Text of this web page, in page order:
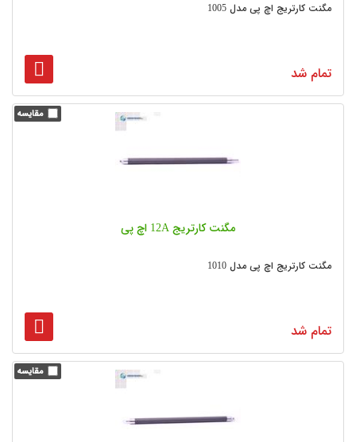
مگنت کارتریج اچ پی مدل 1005
تمام شد
مگنت کارتریج 12A اچ پی
مگنت کارتریج اچ پی مدل 1010
تمام شد